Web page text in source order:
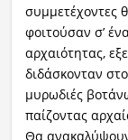
συμμετέχοντες
φοιτούσαν σ’
αρχαιότητας,
διδάσκονταν
μυρωδιές
παίζοντας
Θα